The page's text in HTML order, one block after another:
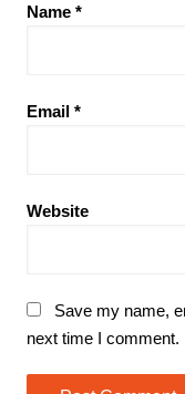
Name *
Email *
Website
Save my name,
next time I comment.